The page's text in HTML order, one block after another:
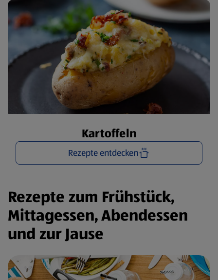
Kartoffeln
Rezepte entdecken
Rezepte zum Frühstück,
Mittagessen, Abendessen
und zur Jause